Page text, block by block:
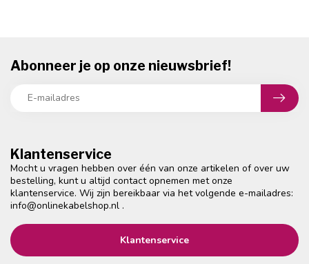
Klantenservice
Mocht u vragen hebben over één van onze artikelen of over uw
bestelling, kunt u altijd contact opnemen met onze
klantenservice. Wij zijn bereikbaar via het volgende e-mailadres:
info@onlinekabelshop.nl .
Klantenservice
Abonneer je op onze nieuwsbrief!